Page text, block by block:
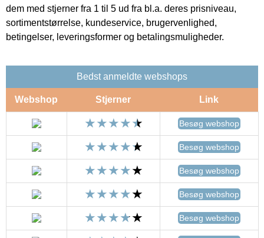
dem med stjerner fra 1 til 5 ud fra bl.a. deres prisniveau,
sortimentstørrelse, kundeservice, brugervenlighed,
betingelser, leveringsformer og betalingsmuligheder.
Bedst anmeldte webshops
Webshop Stjerner Link
Besøg webshop
Besøg webshop
Besøg webshop
Besøg webshop
Besøg webshop